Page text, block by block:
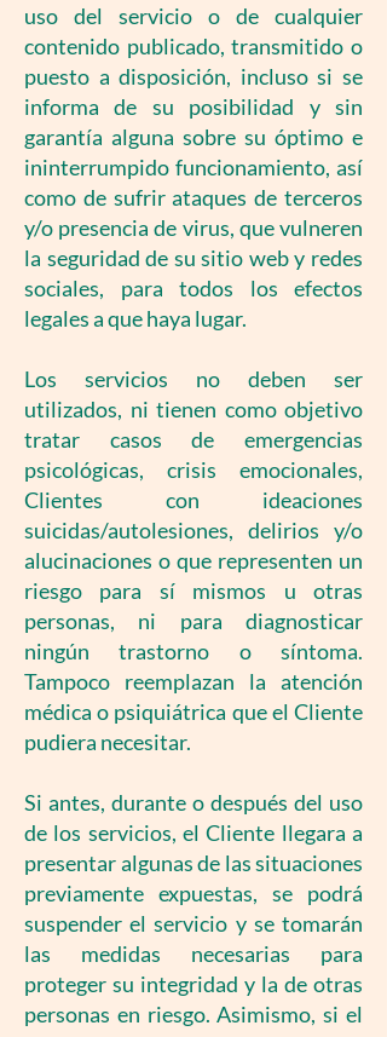
uso del servicio o de cualquier
contenido publicado, transmitido o
puesto a disposición, incluso si se
informa de su posibilidad y sin
garantía alguna sobre su óptimo e
ininterrumpido funcionamiento, así
como de sufrir ataques de terceros
y/o presencia de virus, que vulneren
la seguridad de su sitio web y redes
sociales, para todos los efectos
legales a que haya lugar.
Los servicios no deben ser
utilizados, ni tienen como objetivo
tratar casos de emergencias
psicológicas, crisis emocionales,
Clientes con ideaciones
suicidas/autolesiones, delirios y/o
alucinaciones o que representen un
riesgo para sí mismos u otras
personas, ni para diagnosticar
ningún trastorno o síntoma.
Tampoco reemplazan la atención
médica o psiquiátrica que el Cliente
pudiera necesitar.
Si antes, durante o después del uso
de los servicios, el Cliente llegara a
presentar algunas de las situaciones
previamente expuestas, se podrá
suspender el servicio y se tomarán
las medidas necesarias para
proteger su integridad y la de otras
personas en riesgo. Asimismo, si el